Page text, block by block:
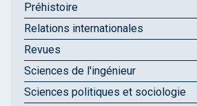
Préhistoire
Relations internationales
Revues
Sciences de l'ingénieur
Sciences politiques et sociologie